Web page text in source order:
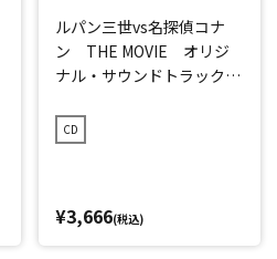
ルパン三世vs名探偵コナ
ン THE MOVIE オリジ
ナル・サウンドトラック
CD
¥3,666(税込)